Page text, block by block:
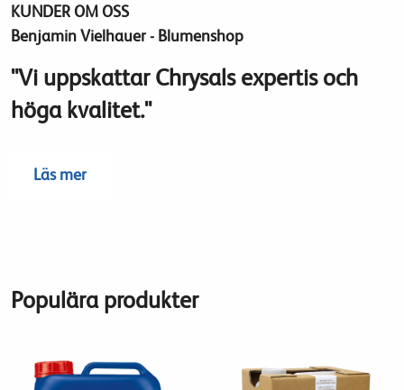
KUNDER OM OSS
Benjamin Vielhauer - Blumenshop
"Vi uppskattar Chrysals expertis och
höga kvalitet."
Läs mer
Populära produkter